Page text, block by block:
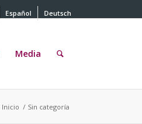
Español Deutsch
Media
Inicio / Sin categoría